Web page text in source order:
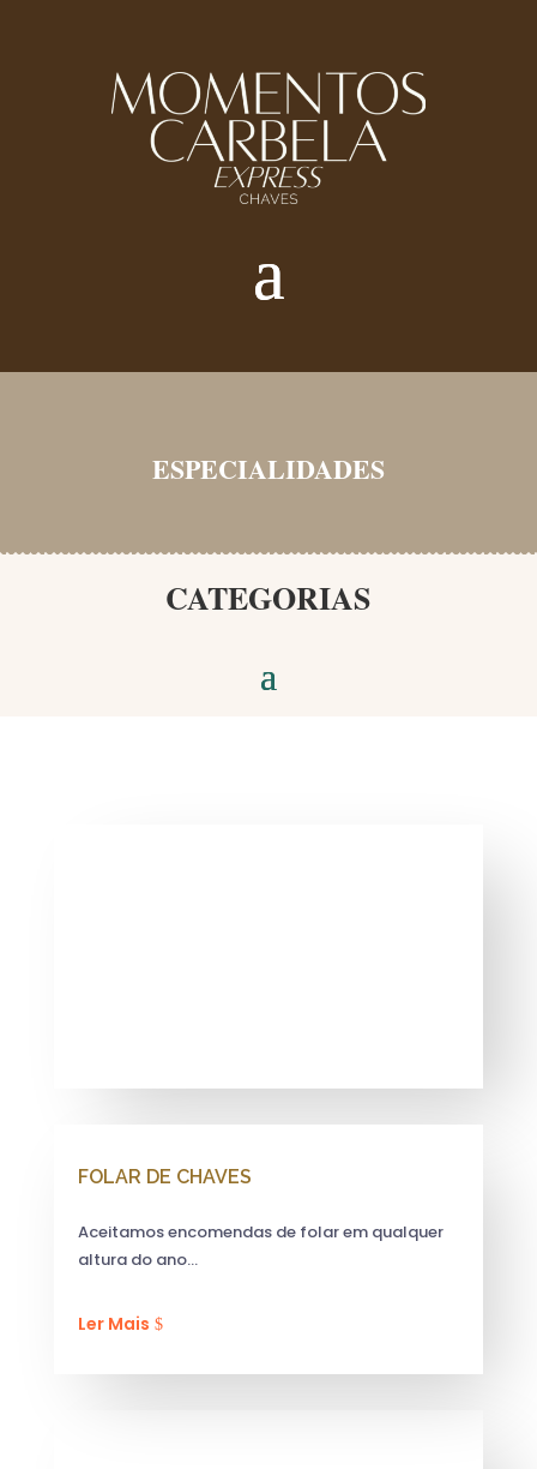
ESPECIALIDADES
CATEGORIAS
FOLAR DE CHAVES
Aceitamos encomendas de folar em qualquer
altura do ano…
Ler Mais